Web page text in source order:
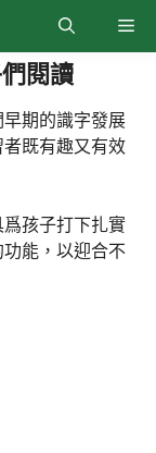
閱讀
期的識字發展
既有趣又有效
孩子打下扎實
能，以迎合不